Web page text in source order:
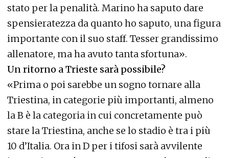
stato per la penalità. Marino ha saputo dare
spensieratezza da quanto ho saputo, una figura
importante con il suo staff. Tesser grandissimo
allenatore, ma ha avuto tanta sfortuna».
Un ritorno a Trieste sarà possibile?
«Prima o poi sarebbe un sogno tornare alla
Triestina, in categorie più importanti, almeno
la B è la categoria in cui concretamente può
stare la Triestina, anche se lo stadio è tra i più
10 d’Italia. Ora in D per i tifosi sarà avvilente